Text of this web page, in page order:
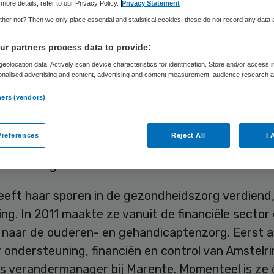
toezicht van De Pieter Raat Stichting heeft
Sijsenaar op, die de organisatie sinds het
Irma Krieg in september 2017 als interim-
heeft geleid.
haar sporen in de gezondheidszorg verdiend,
In 2011 maakte ze vanuit de financiële sector
de ouderen- en gehandicaptenzorg. Eerst
financiën en control van
verandermanager bij Marente. Momenteel is
details, refer to our Privacy Policy. Privacy Statement
not? Then we only place essential and statistical cookies, these do not record any data
partners process data to provide:
data. Actively scan device characteristics for identification. Store and/or access
advertising and content, advertising and content measurement, audience research
(vendors)
Reject All I